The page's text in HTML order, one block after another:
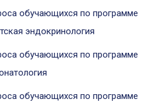
обучающихся по программе
эндокринология
обучающихся по программе
обучающихся по программе